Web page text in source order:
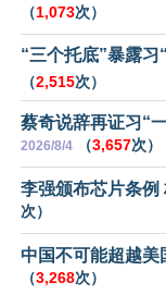
（1,073次）
“三个托底”暴露习
（2,515次）
蔡奇说辞再证习“
2026/8/4 （3,657次）
李强颁布芯片条例
次）
中国不可能超越美
（3,268次）